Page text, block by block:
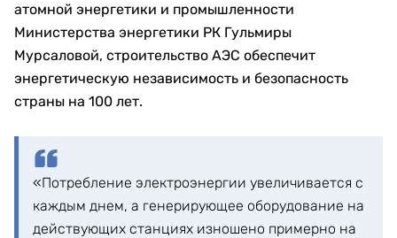
атомной энергетики и промышленности
Министерства энергетики РК Гульмиры
Мурсаловой, строительство АЭС обеспечит
энергетическую независимость и безопасность
страны на 100 лет.
«Потребление электроэнергии увеличивается с
каждым днем, а генерирующее оборудование на
действующих станциях изношено примерно на